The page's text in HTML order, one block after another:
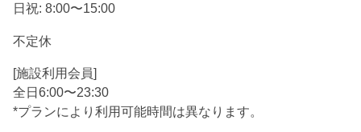
日祝: 8:00〜15:00
不定休
[施設利用会員]
全日6:00〜23:30
*プランにより利用可能時間は異なります。